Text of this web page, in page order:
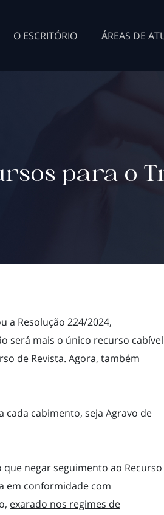
O ESCRITÓRIO ÁREAS DE
para o
a Resolução 224/2024,
será mais o único recurso cabível
de Revista. Agora, também
cada cabimento, seja Agravo de
negar seguimento ao Recurso
em conformidade com
exarado nos regimes de